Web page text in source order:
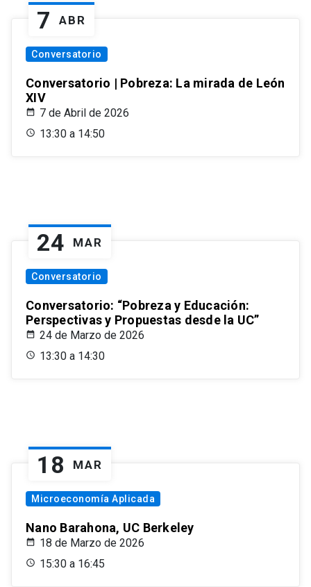
7 ABR
Conversatorio
Conversatorio | Pobreza: La mirada de León
XIV
7 de Abril de 2026
13:30 a 14:50
24 MAR
Conversatorio
Conversatorio: “Pobreza y Educación:
Perspectivas y Propuestas desde la UC”
24 de Marzo de 2026
13:30 a 14:30
18 MAR
Microeconomía Aplicada
Nano Barahona, UC Berkeley
18 de Marzo de 2026
15:30 a 16:45